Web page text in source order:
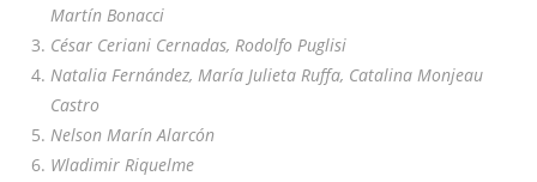
Martín Bonacci
César Ceriani Cernadas, Rodolfo Puglisi
Natalia Fernández, María Julieta Ruffa, Catalina Monjeau
Castro
Nelson Marín Alarcón
Wladimir Riquelme